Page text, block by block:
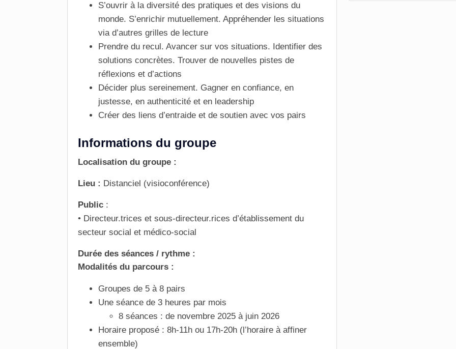
S’ouvrir à la diversité des pratiques et des visions du
monde. S’enrichir mutuellement. Appréhender les situations
via d’autres grilles de lecture
Prendre du recul. Avancer sur vos situations. Identifier des
solutions concrètes. Trouver de nouvelles pistes de
réflexions et d’actions
Décider plus sereinement. Gagner en confiance, en
justesse, en authenticité et en leadership
Créer des liens d’entraide et de soutien avec vos pairs
Informations du groupe
Localisation du groupe :
Lieu : Distanciel (visioconférence)
Public :
• Directeur.trices et sous-directeur.rices d’établissement du
secteur social et médico-social
Durée des séances / rythme :
Modalités du parcours :
Groupes de 5 à 8 pairs
Une séance de 3 heures par mois
8 séances : de novembre 2025 à juin 2026
Horaire proposé : 8h-11h ou 17h-20h (l’horaire à affiner
ensemble)